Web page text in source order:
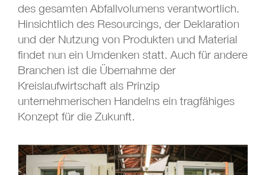
des gesamten Abfallvolumens verantwortlich.
Hinsichtlich des Resourcings, der Deklaration
und der Nutzung von Produkten und Material
findet nun ein Umdenken statt. Auch für andere
Branchen ist die Übernahme der
Kreislaufwirtschaft als Prinzip
unternehmerischen Handelns ein tragfähiges
Konzept für die Zukunft.